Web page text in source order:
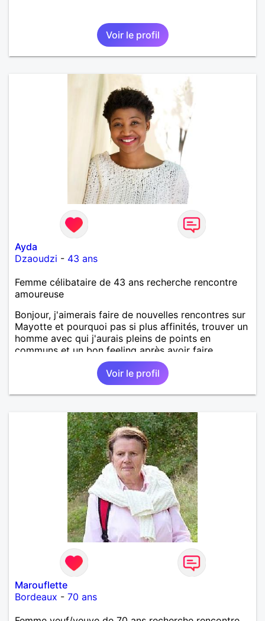
Voir le profil
Ayda
Dzaoudzi - 43 ans
Femme célibataire de 43 ans recherche rencontre
amoureuse
Bonjour, j'aimerais faire de nouvelles rencontres sur
Mayotte et pourquoi pas si plus affinités, trouver un
homme avec qui j'aurais pleins de points en
communs et un bon feeling après avoir faire
connaissance bien sûr.
Voir le profil
Marouflette
Bordeaux - 70 ans